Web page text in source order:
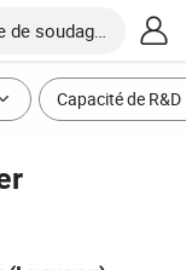
Capacité de R&D